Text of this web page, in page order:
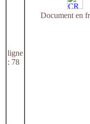
ligne
: 78
Document en